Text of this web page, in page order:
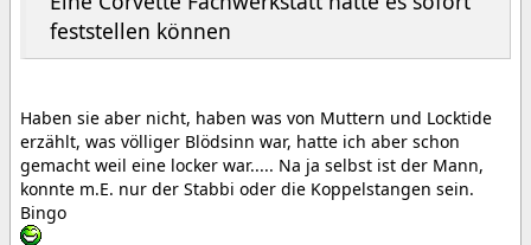
feststellen können
Haben sie aber nicht, haben was von Muttern und Locktide
erzählt, was völliger Blödsinn war, hatte ich aber schon
gemacht weil eine locker war..... Na ja selbst ist der Mann,
konnte m.E. nur der Stabbi oder die Koppelstangen sein.
Bingo